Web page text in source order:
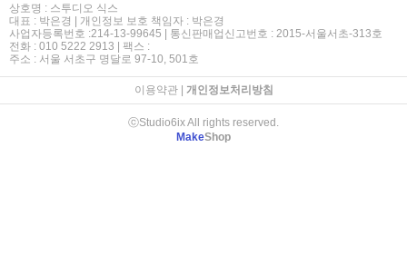
상호명 : 스투디오 식스
대표 : 박은경 | 개인정보 보호 책임자 : 박은경
사업자등록번호 :214-13-99645 | 통신판매업신고번호 : 2015-서울서초-313호
전화 : 010 5222 2913 | 팩스 :
주소 : 서울 서초구 명달로 97-10, 501호
이용약관| 개인정보처리방침
ⓒStudio6ix All rights reserved.
MakeShop